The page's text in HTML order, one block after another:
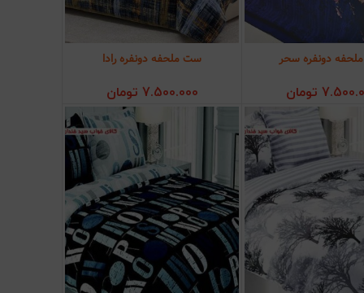
به سبد خرید
دونفره سحر
تومان
افزودن به سبد خرید
ست ملحفه دونفره رادا
7.500.000 تومان